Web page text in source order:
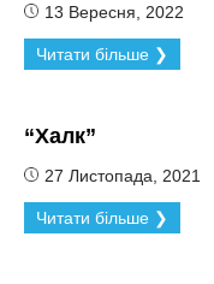
13 Вересня, 2022
Читати більше ❯
“Халк”
27 Листопада, 2021
Читати більше ❯